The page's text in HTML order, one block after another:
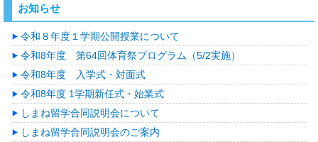
お知らせ
令和８年度１学期公開授業について
令和8年度 第64回体育祭プログラム（5/2実施）
令和8年度 入学式・対面式
令和8年度 1学期新任式・始業式
しまね留学合同説明会について
しまね留学合同説明会のご案内